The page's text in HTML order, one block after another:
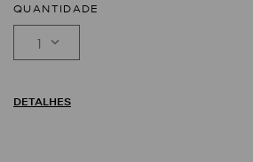
QUANTIDADE
1
DETALHES